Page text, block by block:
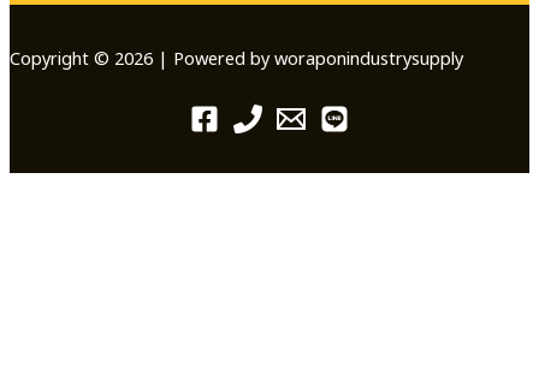
Copyright © 2026 | Powered by woraponindustrysupply